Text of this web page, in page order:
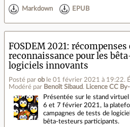
Markdown EPUB
FOSDEM 2021: récompenses
reconnaissance pour les
logiciels innovants
Posté par ob le 01 février 2021 à 19:22.
Modéré par Benoît Sibaud. Licence CC
Présentée sur le stand virtuel
6 et 7 février 2021, la
campagnes de tests de
bêta-testeurs participants.